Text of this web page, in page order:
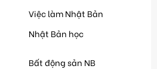
Việc làm Nhật Bản
Nhật Bản học
Bất động sản NB